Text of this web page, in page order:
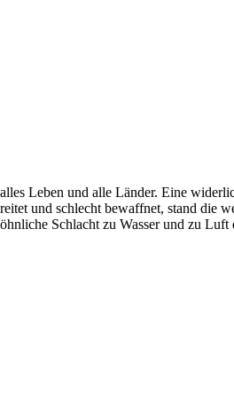
Leben und alle Länder. Eine
und schlecht bewaffnet, stand die
Schlacht zu Wasser und zu